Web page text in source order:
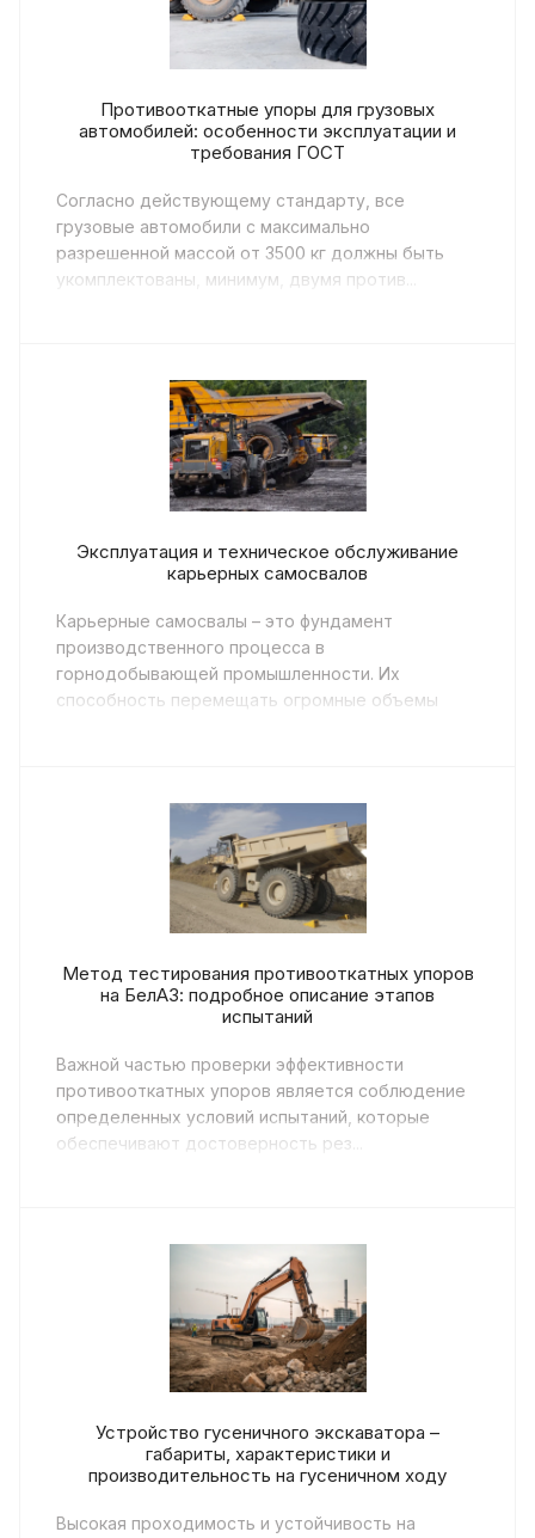
Противооткатные упоры для грузовых
автомобилей: особенности эксплуатации и
требования ГОСТ
Согласно действующему стандарту, все
грузовые автомобили с максимально
разрешенной массой от 3500 кг должны быть
укомплектованы, минимум, двумя против...
Эксплуатация и техническое обслуживание
карьерных самосвалов
Карьерные самосвалы – это фундамент
производственного процесса в
горнодобывающей промышленности. Их
способность перемещать огромные объемы
Метод тестирования противооткатных упоров
на БелАЗ: подробное описание этапов
испытаний
Важной частью проверки эффективности
противооткатных упоров является соблюдение
определенных условий испытаний, которые
обеспечивают достоверность рез...
Устройство гусеничного экскаватора –
габариты, характеристики и
производительность на гусеничном ходу
Высокая проходимость и устойчивость на